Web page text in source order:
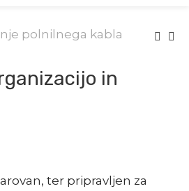
polnilnega kabla
in
ter pripravljen za